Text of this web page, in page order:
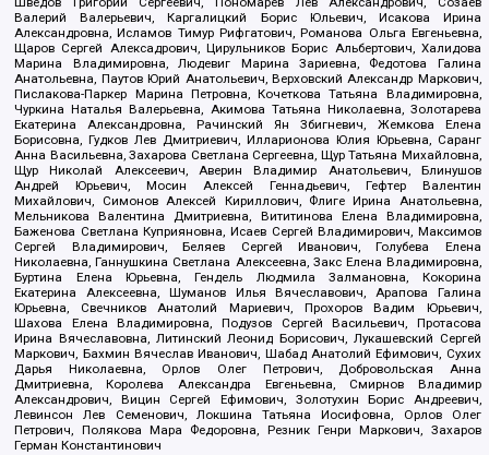
Валерий Валерьевич, Каргалицкий Борис Юльевич, Исакова Ирина
Александровна, Исламов Тимур Рифгатович, Романова Ольга Евгеньевна,
Щаров Сергей Алексадрович, Цирульников Борис Альбертович, Халидова
Марина Владимировна, Людевиг Марина Зариевна, Федотова Галина
Анатольевна, Паутов Юрий Анатольевич, Верховский Александр Маркович,
Пислакова-Паркер Марина Петровна, Кочеткова Татьяна Владимировна,
Чуркина Наталья Валерьевна, Акимова Татьяна Николаевна, Золотарева
Екатерина Александровна, Рачинский Ян Збигневич, Жемкова Елена
Борисовна, Гудков Лев Дмитриевич, Илларионова Юлия Юрьевна, Саранг
Анна Васильевна, Захарова Светлана Сергеевна, Щур Татьяна Михайловна,
Щур Николай Алексеевич, Аверин Владимир Анатольевич, Блинушов
Андрей Юрьевич, Мосин Алексей Геннадьевич, Гефтер Валентин
Михайлович, Симонов Алексей Кириллович, Флиге Ирина Анатольевна,
Мельникова Валентина Дмитриевна, Вититинова Елена Владимировна,
Баженова Светлана Куприяновна, Исаев Сергей Владимирович, Максимов
Сергей Владимирович, Беляев Сергей Иванович, Голубева Елена
Николаевна, Ганнушкина Светлана Алексеевна, Закс Елена Владимировна,
Буртина Елена Юрьевна, Гендель Людмила Залмановна, Кокорина
Екатерина Алексеевна, Шуманов Илья Вячеславович, Арапова Галина
Юрьевна, Свечников Анатолий Мариевич, Прохоров Вадим Юрьевич,
Шахова Елена Владимировна, Подузов Сергей Васильевич, Протасова
Ирина Вячеславовна, Литинский Леонид Борисович, Лукашевский Сергей
Маркович, Бахмин Вячеслав Иванович, Шабад Анатолий Ефимович, Сухих
Дарья Николаевна, Орлов Олег Петрович, Добровольская Анна
Дмитриевна, Королева Александра Евгеньевна, Смирнов Владимир
Александрович, Вицин Сергей Ефимович, Золотухин Борис Андреевич,
Левинсон Лев Семенович, Локшина Татьяна Иосифовна, Орлов Олег
Петрович, Полякова Мара Федоровна, Резник Генри Маркович, Захаров
Герман Константинович